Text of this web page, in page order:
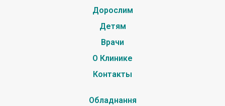
Дорослим
Детям
Врачи
О Клинике
Контакты
Обладнання